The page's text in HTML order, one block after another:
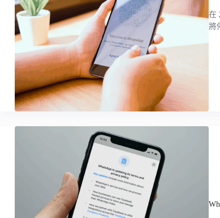
在
將